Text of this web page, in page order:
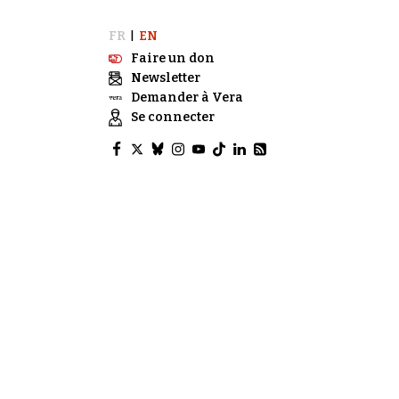
FR
EN
Faire un don
Newsletter
Demander à Vera
Se connecter